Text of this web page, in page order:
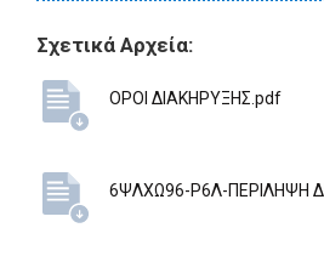
Σχετικά Αρχεία:
ΟΡΟΙ ΔΙΑΚΗΡΥΞΗΣ.pdf
6ΨΛΧΩ96-Ρ6Λ-ΠΕΡΙΛΗΨΗ